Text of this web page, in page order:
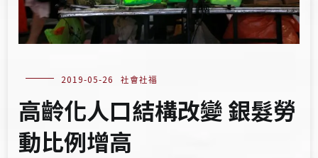
2019-05-26 社會社福
高齡化人口結構改變 銀髮勞
動比例增高